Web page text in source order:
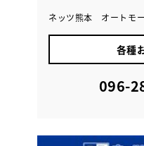
ネッツ熊本 オートモ
各種
096-